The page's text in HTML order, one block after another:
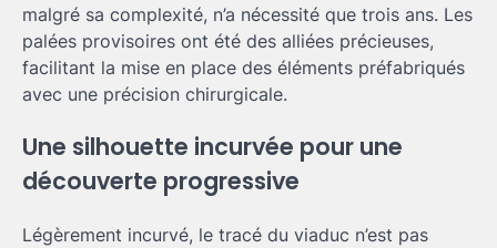
malgré sa complexité, n’a nécessité que trois ans. Les
palées provisoires ont été des alliées précieuses,
facilitant la mise en place des éléments préfabriqués
avec une précision chirurgicale.
Une silhouette incurvée pour une
découverte progressive
Légèrement incurvé, le tracé du viaduc n’est pas